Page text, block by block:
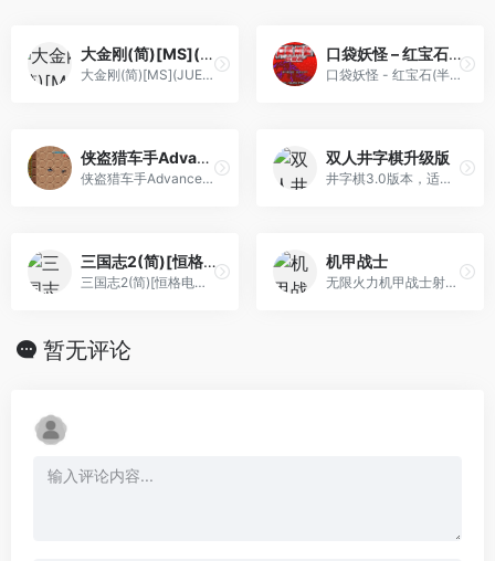
大金刚(简)[MS](JUE)[ACT](0.18Mb)
大金刚(简)[MS](JUE)[ACT](0.18Mb)
口袋妖怪 – 红宝石(半汉化版)[口袋丶阿龙+HPHHPT](简)(US)(256Mb)
口袋妖怪 - 红宝石(半汉化版)[口袋丶阿龙+HPHHPT](简)(US)(256Mb)
侠盗猎车手Advance[Beq](简)(JP)(256Mb)
侠盗猎车手Advance[Beq](简)(JP)(256Mb)
双人井字棋升级版
井字棋3.0版本，适合双人玩的棋类小游戏
三国志2(简)[恒格电子](JP)[SLG](8Mb)
三国志2(简)[恒格电子](JP)[SLG](8Mb)
机甲战士
无限火力机甲战士射击类游戏
暂无评论